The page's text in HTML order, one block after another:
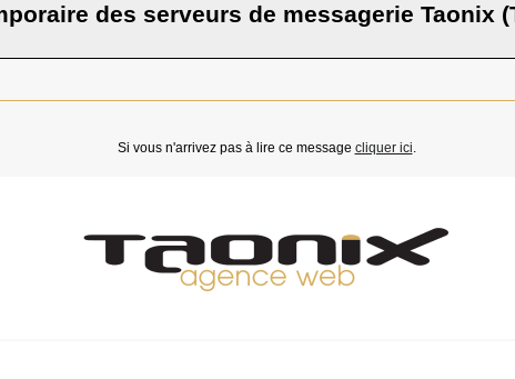
des serveurs de messagerie Taonix
Si vous n'arrivez pas à lire ce message cliquer ici.